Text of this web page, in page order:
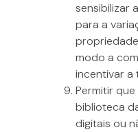
sensibilizar
para a
modo a
incentivar a
Permitir
biblioteca
digitais ou